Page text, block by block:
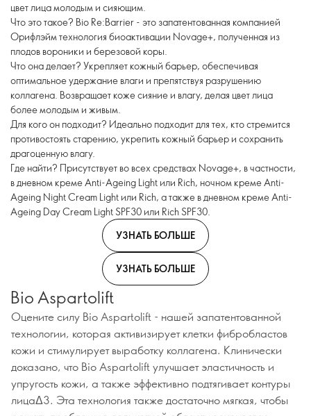
цвет лица молодым и сияющим.
Что это такое? Bio Re:Barrier - это запатентованная компанией
Орифлэйм технология биоактивации Novage+, полученная из
плодов вороники и березовой коры.
Что она делает? Укрепляет кожный барьер, обеспечивая
оптимальное удержание влаги и препятствуя разрушению
коллагена. Возвращает коже сияние и влагу, делая цвет лица
более молодым и живым.
Для кого он подходит? Идеально подходит для тех, кто стремится
противостоять старению, укрепить кожный барьер и сохранить
драгоценную влагу.
Где найти? Присутствует во всех средствах Novage+, в частности,
в дневном креме Anti-Ageing Light или Rich, ночном креме Anti-
Ageing Night Cream Light или Rich, а также в дневном креме Anti-
Ageing Day Cream Light SPF30 или Rich SPF30.
УЗНАТЬ БОЛЬШЕ
УЗНАТЬ БОЛЬШЕ
Bio Aspartolift
Оцените силу Bio Aspartolift - нашей запатентованной
технологии, которая активизирует клетки фибробластов
кожи и стимулирует выработку коллагена. Клинически
доказано, что Bio Aspartolift улучшает эластичность и
упругость кожи, а также эффективно подтягивает контуры
лицаΔ3. Эта технология также достаточно мягкая, чтобы